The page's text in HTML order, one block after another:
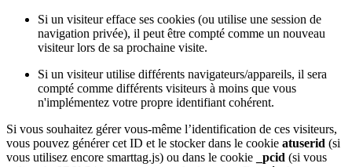
Si un visiteur efface ses cookies (ou utilise une session de
navigation privée), il peut être compté comme un nouveau
visiteur lors de sa prochaine visite.
Si un visiteur utilise différents navigateurs/appareils, il sera
compté comme différents visiteurs à moins que vous
n'implémentez votre propre identifiant cohérent.
Si vous souhaitez gérer vous-même l’identification de ces visiteurs,
vous pouvez générer cet ID et le stocker dans le cookie atuserid (si
vous utilisez encore smarttag.js) ou dans le cookie
_pcid (si vous